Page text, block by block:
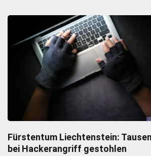
Fürstentum Liechtenstein:
bei Hackerangriff gestohlen